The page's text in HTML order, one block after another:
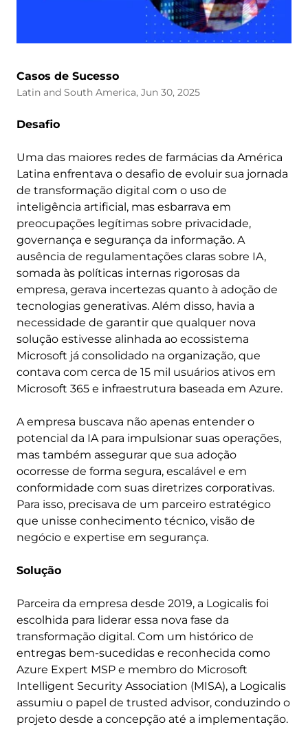
Casos de Sucesso
Latin and South America, Jun 30, 2025
Desafio
Uma das maiores redes de farmácias da América
Latina enfrentava o desafio de evoluir sua jornada
de transformação digital com o uso de
inteligência artificial, mas esbarrava em
preocupações legítimas sobre privacidade,
governança e segurança da informação. A
ausência de regulamentações claras sobre IA,
somada às políticas internas rigorosas da
empresa, gerava incertezas quanto à adoção de
tecnologias generativas. Além disso, havia a
necessidade de garantir que qualquer nova
solução estivesse alinhada ao ecossistema
Microsoft já consolidado na organização, que
contava com cerca de 15 mil usuários ativos em
Microsoft 365 e infraestrutura baseada em Azure.
A empresa buscava não apenas entender o
potencial da IA para impulsionar suas operações,
mas também assegurar que sua adoção
ocorresse de forma segura, escalável e em
conformidade com suas diretrizes corporativas.
Para isso, precisava de um parceiro estratégico
que unisse conhecimento técnico, visão de
negócio e expertise em segurança.
Solução
Parceira da empresa desde 2019, a Logicalis foi
escolhida para liderar essa nova fase da
transformação digital. Com um histórico de
entregas bem-sucedidas e reconhecida como
Azure Expert MSP e membro do Microsoft
Intelligent Security Association (MISA), a Logicalis
assumiu o papel de trusted advisor, conduzindo o
projeto desde a concepção até a implementação.